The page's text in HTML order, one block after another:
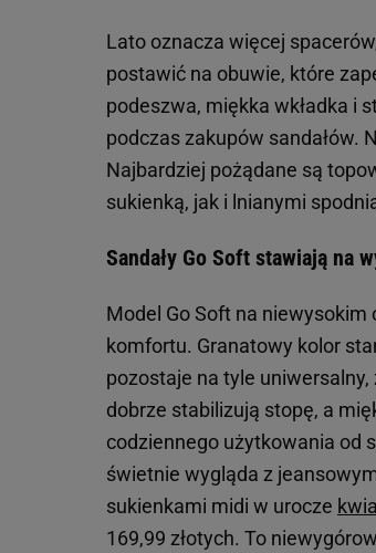
Lato oznacza więcej
postawić na obuwie, które
podeszwa, miękka wkładka i
podczas zakupów sandałów.
Najbardziej pożądane są
sukienką, jak i lnianymi
Sandały Go Soft stawiają na
Model Go Soft na
komfortu. Granatowy kolor
pozostaje na tyle
dobrze stabilizują stopę, a
codziennego użytkowania od
świetnie wygląda z
sukienkami midi w urocze
169,99 złotych. To